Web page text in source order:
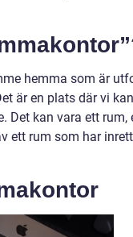
hemma som är
är en plats där vi kan
Det kan vara ett rum,
ett rum som har